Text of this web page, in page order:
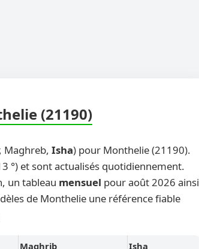
(21190)
Maghreb, Isha) pour Monthelie (21190).
°) et sont actualisés quotidiennement.
un tableau mensuel pour août 2026 ainsi
de Monthelie une référence fiable
Maghrib
Isha